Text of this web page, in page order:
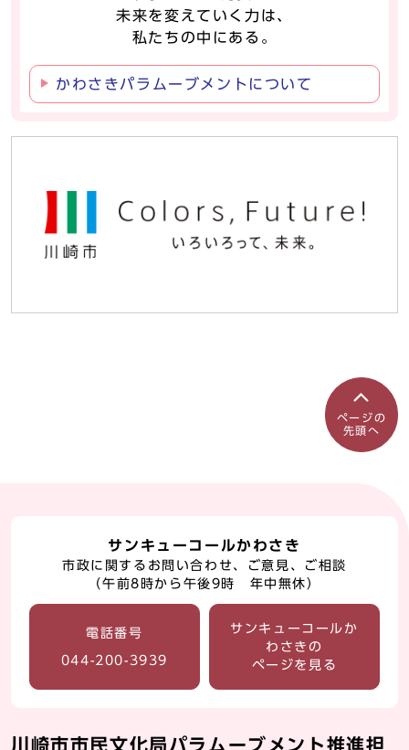
未来を変えていく力は、
私たちの中にある。
かわさきパラムーブメントについて
ページの
先頭へ
サンキューコールかわさき
市政に関するお問い合わせ、ご意見、ご相談
（午前8時から午後9時 年中無休）
電話番号
044-200-3939
サンキューコールか
わさきの
ページを見る
川崎市市民文化局パラムーブメント推進担